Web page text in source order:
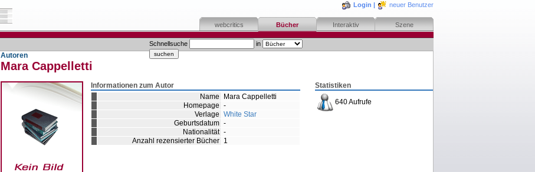
Login | neuer Benutzer
webcritics Bücher Interaktiv Szene
Schnellsuche in
Autoren
Mara Cappelletti
Statistiken
640 Aufrufe
Informationen zum Autor
Name
Mara Cappelletti
Homepage -
Verlage White Star
Geburtsdatum -
Nationalität -
Anzahl rezensierter Bücher 1